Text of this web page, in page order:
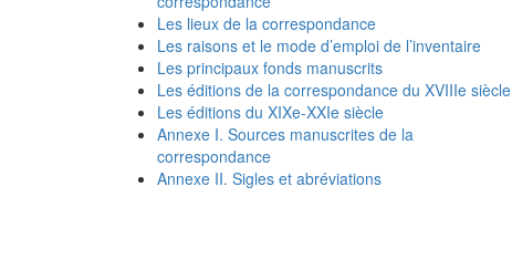
Les lieux de la correspondance
Les raisons et le mode d’emploi de l’inventaire
Les principaux fonds manuscrits
Les éditions de la correspondance du XVIIIe siècle
Les éditions du XIXe-XXIe siècle
Annexe I. Sources manuscrites de la
correspondance
Annexe II. Sigles et abréviations